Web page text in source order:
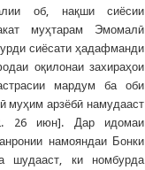
об, нақши сиёсии
муҳтарам Эмомалӣ
сиёсати ҳадафманди
оқилонаи захираҳои
мардум ба оби
муҳим арзёбӣ намудааст
26 июн]. Дар идомаи
намояндаи Бонки
шудааст, ки номбурда